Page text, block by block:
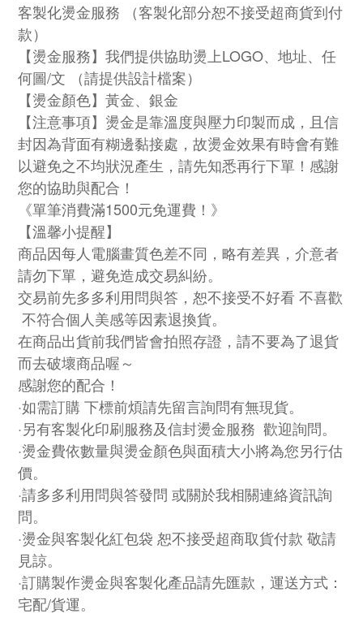
客製化燙金服務 （客製化部分恕不接受超商貨到付
款）
【燙金服務】我們提供協助燙上LOGO、地址、任
何圖/文 （請提供設計檔案）
【燙金顏色】黃金、銀金
【注意事項】燙金是靠溫度與壓力印製而成，且信
封因為背面有糊邊黏接處，故燙金效果有時會有難
以避免之不均狀況產生，請先知悉再行下單！感謝
您的協助與配合！
《單筆消費滿1500元免運費！》
【溫馨小提醒】
商品因每人電腦畫質色差不同，略有差異，介意者
請勿下單，避免造成交易糾紛。
交易前先多多利用問與答，恕不接受不好看 不喜歡
不符合個人美感等因素退換貨。
在商品出貨前我們皆會拍照存證，請不要為了退貨
而去破壞商品喔～
感謝您的配合！
·如需訂購 下標前煩請先留言詢問有無現貨。
·另有客製化印刷服務及信封燙金服務 歡迎詢問。
·燙金費依數量與燙金顏色與面積大小將為您另行估
價。
·請多多利用問與答發問 或關於我相關連絡資訊詢
問。
·燙金與客製化紅包袋 恕不接受超商取貨付款 敬請
見諒。
·訂購製作燙金與客製化產品請先匯款，運送方式：
宅配/貨運。